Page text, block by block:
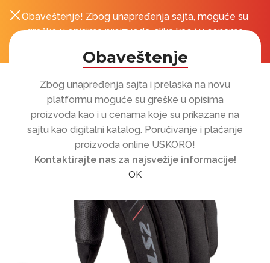
Obaveštenje
Zbog unapređenja sajta i prelaska na novu
platformu moguće su greške u opisima
proizvoda kao i u cenama koje su prikazane na
sajtu kao digitalni katalog. Poručivanje i plaćanje
proizvoda online USKORO!
Kontaktirajte nas za najsvežije informacije!
OK
Obaveštenje! Zbog unapređenja sajta, moguće su
greške u opisima proizvoda, slika kao i u cenama